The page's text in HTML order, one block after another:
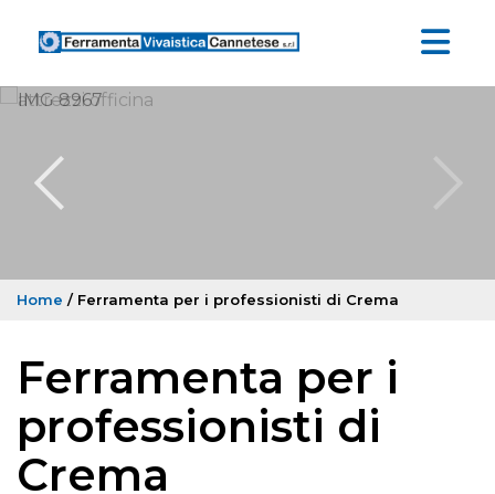
Home / Ferramenta per i professionisti di Crema
Ferramenta per i
professionisti di
Crema